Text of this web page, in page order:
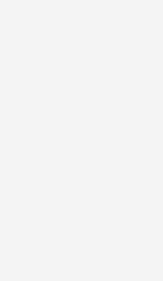
Comfort
4,4 l/100km; kombinierter
g/km; CO₂-Klasse: C.
CVT Comfort
Energieverbrauch 4,7
der CO₂-Emission: 106 g/km;
ALLGRIP Comfort
Energieverbrauch 4,9
der CO₂-Emission: 110 g/km;
Comfort+
4,4 l/100km; kombinierter
g/km; CO₂-Klasse: C.